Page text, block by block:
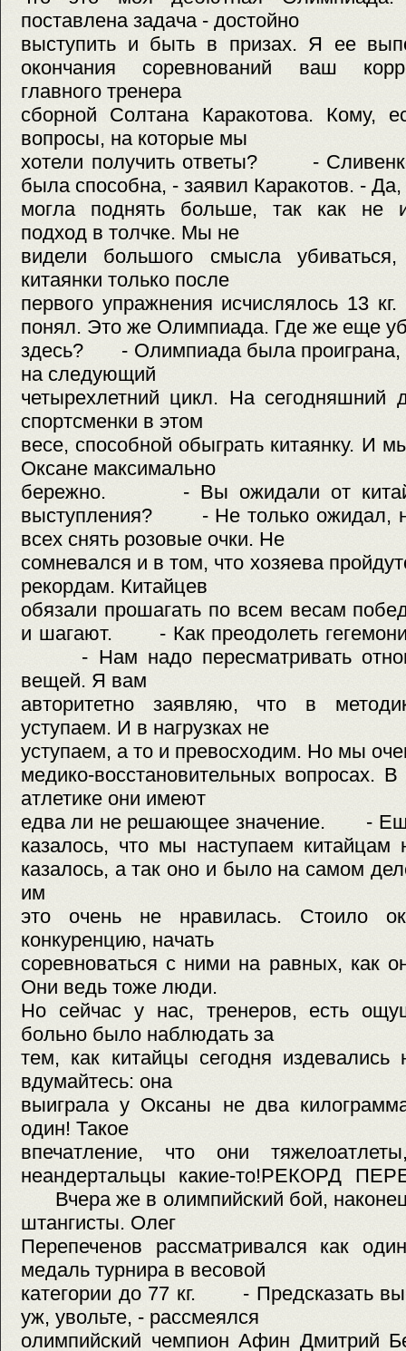
поставлена задача - достойно
выступить и быть в призах. Я
окончания соревнований ваш
главного тренера
сборной Солтана Каракотова. Кому,
вопросы, на которые мы
хотели получить ответы? -
была способна, - заявил Каракотов. - Да,
могла поднять больше, так как не
подход в толчке. Мы не
видели большого смысла убиваться,
китаянки только после
первого упражнения исчислялось
понял. Это же Олимпиада. Где же еще
здесь? - Олимпиада была проиграна,
на следующий
четырехлетний цикл. На сегодняшний
спортсменки в этом
весе, способной обыграть китаянку. И
Оксане максимально
бережно. - Вы ожидали от
выступления? - Не только ожидал,
всех снять розовые очки. Не
сомневался и в том, что хозяева
рекордам. Китайцев
обязали прошагать по всем весам
и шагают. - Как преодолеть
- Нам надо пересматривать
вещей. Я вам
авторитетно заявляю, что в
уступаем. И в нагрузках не
уступаем, а то и превосходим. Но мы
медико-восстановительных вопросах.
атлетике они имеют
едва ли не решающее значение. - Еще
казалось, что мы наступаем
казалось, а так оно и было на самом
им
это очень не нравилась. Стоило
конкуренцию, начать
соревноваться с ними на равных, как
Они ведь тоже люди.
Но сейчас у нас, тренеров, есть
больно было наблюдать за
тем, как китайцы сегодня издевались
вдумайтесь: она
выиграла у Оксаны не два
один! Такое
впечатление, что они
неандертальцы какие-то!РЕКОРД
Вчера же в олимпийский бой,
штангисты. Олег
Перепеченов рассматривался как
медаль турнира в весовой
категории до 77 кг. - Предсказать
уж, увольте, - рассмеялся
олимпийский чемпион Афин Дмитрий